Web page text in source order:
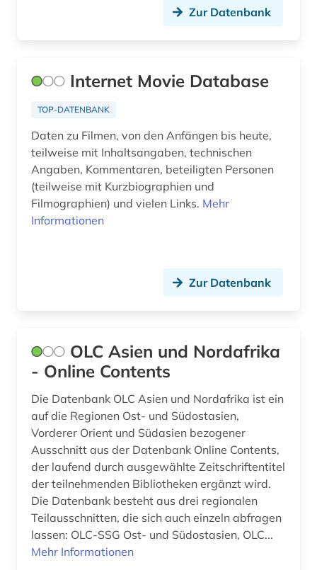
displaced person (1)
dokumentlieferung (2)
drittes reich (3)
druckschriften (1)
druckwerk (8)
dunhuang-handschriften (1)
elektronische publikation (1)
elektronische zeitschrift (4)
elektronisches buch (2)
elektrotechnik (3)
england (1)
Zur Datenbank
Internet Movie Database
TOP-DATENBANK
Daten zu Filmen, von den Anfängen bis heute,
teilweise mit Inhaltsangaben, technischen
Angaben, Kommentaren, beteiligten Personen
(teilweise mit Kurzbiographien und
Filmographien) und vielen Links. Mehr
Informationen
Zur Datenbank
OLC Asien und Nordafrika
- Online Contents
Die Datenbank OLC Asien und Nordafrika ist ein
auf die Regionen Ost- und Südostasien,
Vorderer Orient und Südasien bezogener
Ausschnitt aus der Datenbank Online Contents,
der laufend durch ausgewählte Zeitschriftentitel
der teilnehmenden Bibliotheken ergänzt wird.
Die Datenbank besteht aus drei regionalen
Teilausschnitten, die sich auch einzeln abfragen
lassen: OLC-SSG Ost- und Südostasien, OLC...
Mehr Informationen